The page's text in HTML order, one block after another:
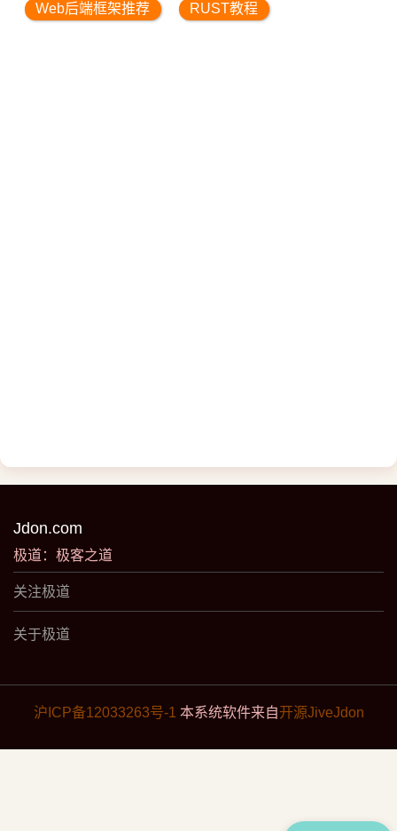
Web后端框架推荐 RUST教程
Jdon.com
极道：极客之道
关注极道
关于极道
沪ICP备12033263号-1 本系统软件来自开源JiveJdon